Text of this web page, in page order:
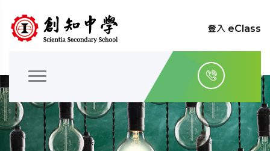
登入 eClass